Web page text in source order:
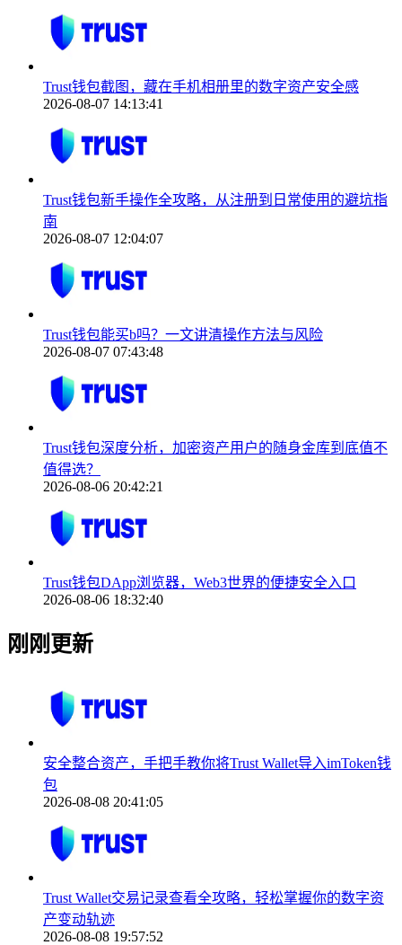
Trust钱包截图，藏在手机相册里的数字资产安全感
2026-08-07 14:13:41
Trust钱包新手操作全攻略，从注册到日常使用的避坑指
南
2026-08-07 12:04:07
Trust钱包能买b吗？一文讲清操作方法与风险
2026-08-07 07:43:48
Trust钱包深度分析，加密资产用户的随身金库到底值不
值得选？
2026-08-06 20:42:21
Trust钱包DApp浏览器，Web3世界的便捷安全入口
2026-08-06 18:32:40
刚刚更新
安全整合资产，手把手教你将Trust Wallet导入imToken钱
包
2026-08-08 20:41:05
Trust Wallet交易记录查看全攻略，轻松掌握你的数字资
产变动轨迹
2026-08-08 19:57:52